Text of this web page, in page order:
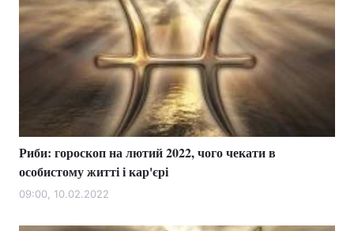
Риби: гороскоп на лютий 2022, чого чекати в
особистому житті і кар'єрі
09:00, 10.02.2022